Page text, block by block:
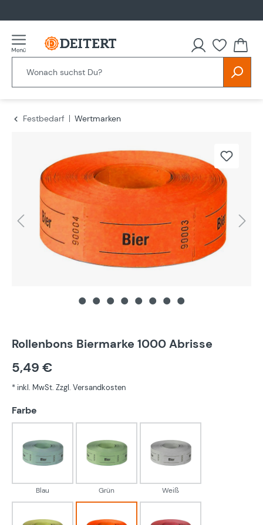
Festbedarf
Wertmarken
Rollenbons Biermarke 1000 Abrisse
5,49 €
* inkl. MwSt. Zzgl. Versandkosten
Farbe
Blau
Blau
Grün
Grün
Weiß
Weiß